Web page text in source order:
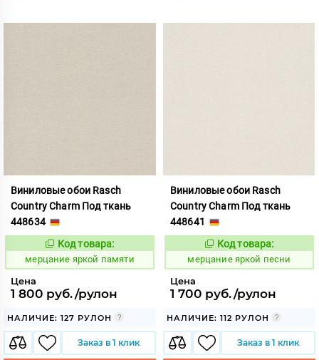
Виниловые обои Rasch
Country Charm Под ткань
448634
975818
Код товара:
мерцание яркой памяти
Цена
1 800 руб./рулон
НАЛИЧИЕ: 127 РУЛОН
Заказ в 1 клик
Виниловые обои Rasch
Country Charm Под ткань
448641
975819
Код товара:
мерцание яркой песни
Цена
1 700 руб./рулон
НАЛИЧИЕ: 112 РУЛОН
Заказ в 1 клик